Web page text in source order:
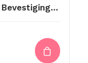
Pannenlappen Lussen Met Bevestiging Schroef Kiss The Cook 12 Br